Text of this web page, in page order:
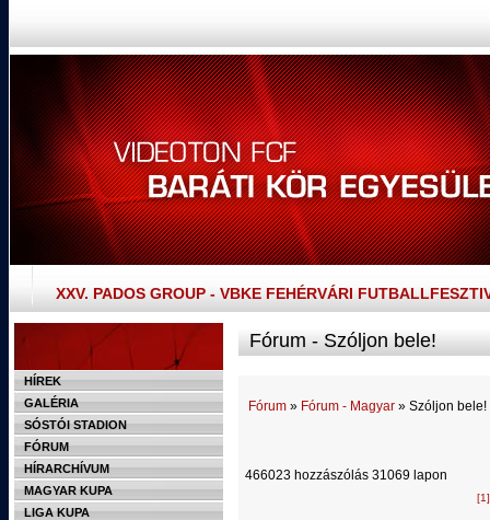
XXV. PADOS GROUP - VBKE FEHÉRVÁRI
HÍREK
GALÉRIA
SÓSTÓI STADION
FÓRUM
HÍRARCHÍVUM
MAGYAR KUPA
LIGA KUPA
Fórum - Szóljon bele!
Fórum » Fórum - Magyar » Szóljon bele!
466023 hozzászólás 31069 lapon
[1]